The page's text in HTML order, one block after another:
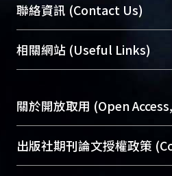
臺大位居世界頂尖大學之列
展現本校豐碩的研究成果及
機構典藏（NTUR）與學術
台，成為臺大學術典藏NTU
成果。
To permanently archive
profiles and scholarly
services of “NTU
聯絡資訊 (Contact Us)
總館學科館員(Main Library)
醫學圖書館學科館員
Sciences Library)
相關網站 (Useful Links)
關於開放取用 (Open
開放取用是從使用者角度提
動，應用在學術研究上是透
出版社期刊論文授權政策